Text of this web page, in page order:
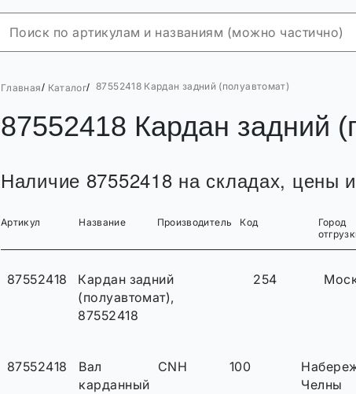
Главная/ Каталог/ 87552418 Кардан задний (полуавтомат)
87552418 Кардан задний
Наличие 87552418 на складах, цены и
Артикул Название Производитель Код
Город
87552418
Кардан задний
(полуавтомат),
87552418
254
87552418
Вал
карданный
CNH 100
Челны